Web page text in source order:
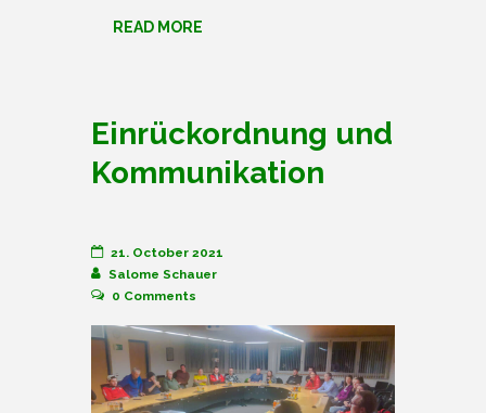
READ MORE
Einrückordnung und
Kommunikation
21. October 2021
Salome Schauer
0 Comments